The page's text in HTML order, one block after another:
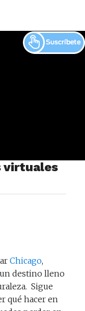
virtuales
Chicago,
destino lleno
Sigue
qué hacer en